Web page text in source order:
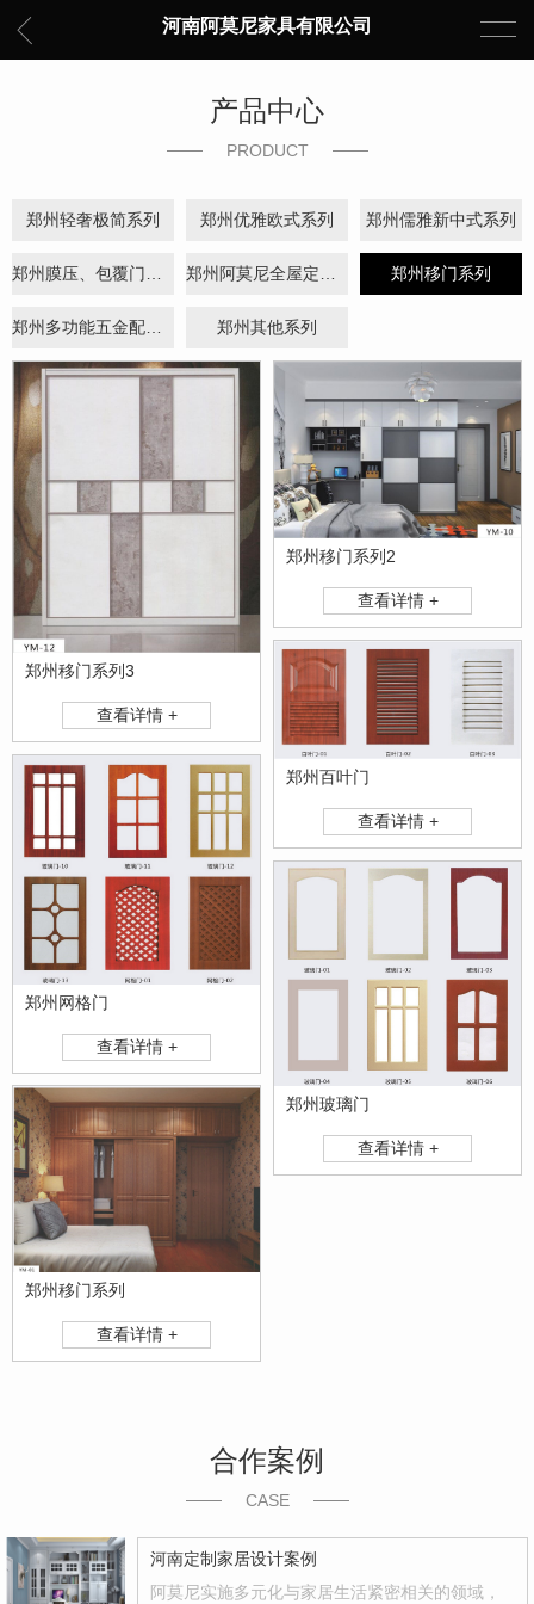
河南阿莫尼家具有限公司
产品中心
PRODUCT
郑州轻奢极简系列 郑州优雅欧式系列 郑州儒雅新中式系列
郑州移门系列
郑州其他系列
郑州移门系列3
查看详情 +
郑州移门系列2
查看详情 +
郑州百叶门
查看详情 +
郑州网格门
查看详情 +
郑州玻璃门
查看详情 +
郑州移门系列
查看详情 +
合作案例
CASE
河南定制家居设计案例
阿莫尼实施多元化与家居生活紧密相关的领域，